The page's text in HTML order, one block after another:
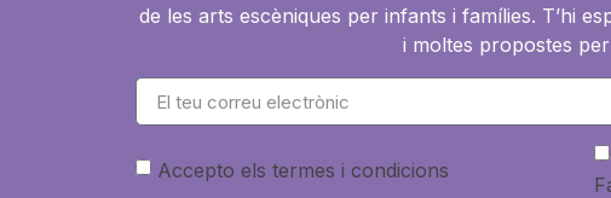
de les arts escèniques per infants i famílies. T’hi
i moltes propostes
Accepto els termes i condicions